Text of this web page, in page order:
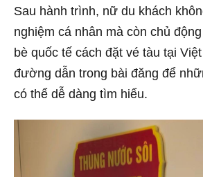
Sau hành trình, nữ du khách
nghiệm cá nhân mà còn chủ
bè quốc tế cách đặt vé tàu tại
đường dẫn trong bài đăng để
có thể dễ dàng tìm hiểu.